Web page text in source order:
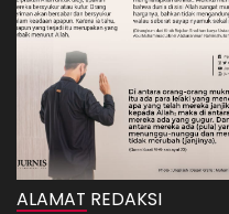
ALAMAT REDAKSI